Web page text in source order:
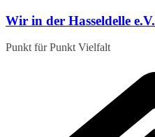
Zum
springen
Wir in der Hasseldelle e.V.
Punkt für Punkt Vielfalt